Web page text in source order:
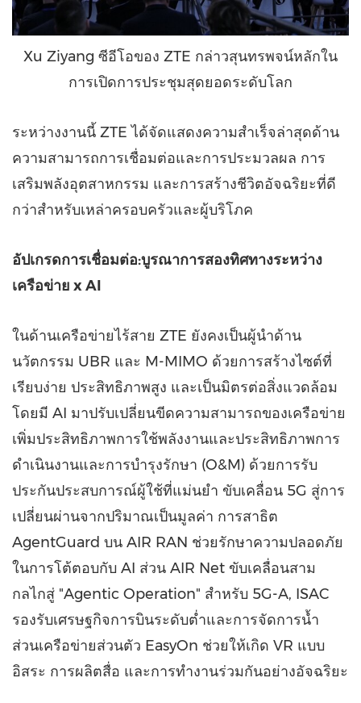
Xu Ziyang ซีอีโอของ ZTE กล่าวสุนทรพจน์หลักใน
การเปิดการประชุมสุดยอดระดับโลก
ระหว่างงานนี้ ZTE ได้จัดแสดงความสำเร็จล่าสุดด้าน
ความสามารถการเชื่อมต่อและการประมวลผล การ
เสริมพลังอุตสาหกรรม และการสร้างชีวิตอัจฉริยะที่ดี
กว่าสำหรับเหล่าครอบครัวและผู้บริโภค
อัปเกรดการเชื่อมต่อ:บูรณาการสองทิศทางระหว่าง
เครือข่าย x AI
ในด้านเครือข่ายไร้สาย ZTE ยังคงเป็นผู้นำด้าน
นวัตกรรม UBR และ M-MIMO ด้วยการสร้างไซต์ที่
เรียบง่าย ประสิทธิภาพสูง และเป็นมิตรต่อสิ่งแวดล้อม
โดยมี AI มาปรับเปลี่ยนขีดความสามารถของเครือข่าย
เพิ่มประสิทธิภาพการใช้พลังงานและประสิทธิภาพการ
ดำเนินงานและการบำรุงรักษา (O&M) ด้วยการรับ
ประกันประสบการณ์ผู้ใช้ที่แม่นยำ ขับเคลื่อน 5G สู่การ
เปลี่ยนผ่านจากปริมาณเป็นมูลค่า การสาธิต
AgentGuard บน AIR RAN ช่วยรักษาความปลอดภัย
ในการโต้ตอบกับ AI ส่วน AIR Net ขับเคลื่อนสาม
กลไกสู่ "Agentic Operation" สำหรับ 5G-A, ISAC
รองรับเศรษฐกิจการบินระดับต่ำและการจัดการน้ำ
ส่วนเครือข่ายส่วนตัว EasyOn ช่วยให้เกิด VR แบบ
อิสระ การผลิตสื่อ และการทำงานร่วมกันอย่างอัจฉริยะ